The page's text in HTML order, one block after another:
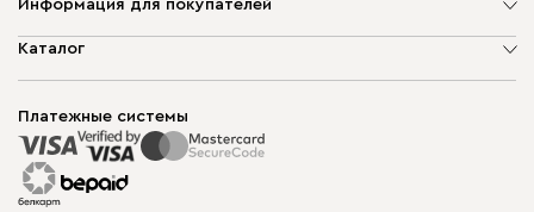
Информация для покупателей
О компании
Способы оплаты
Рассрочка и кредит
Гарантия
Карта сайта
Каталог
Корпусная мебель
Распродажа мебели
Платежные системы